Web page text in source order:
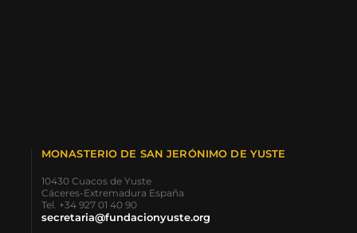
MONASTERIO DE SAN JERÓNIMO DE YUSTE
10430 Cuacos de Yuste
Cáceres-Extremadura España
Tel. +34 927 01 40 90
secretaria@fundacionyuste.org